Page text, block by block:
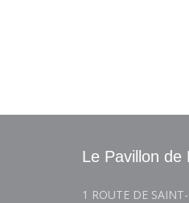
Le Pavillon de
1 ROUTE DE